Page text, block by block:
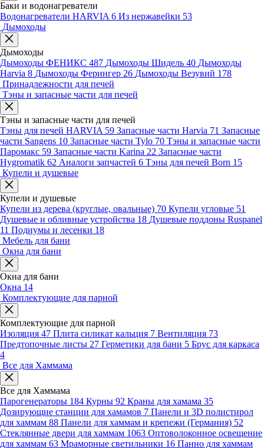
Баки и водонагреватели
Водонагреватели HARVIA 6 Из нержавейки 53
Дымоходы
Дымоходы
Дымоходы ФЕНИКС 487 Дымоходы Шидель 40 Дымоходы
Harvia 8 Дымоходы Ферингер 26 Дымоходы Везувий 178
Принадлежности для печей
Тэны и запасные части для печей
Тэны и запасные части для печей
Тэны для печей HARVIA 59 Запасные части Harvia 71 Запасные
части Sangens 10 Запасные части Tylo 70 Тэны и запасные части
Паромакс 59 Запасные части Karina 22 Запасные части
Hygromatik 62 Аналоги запчастей 6 Тэны для печей Born 15
Купели и душевые
Купели и душевые
Купели из дерева (круглые, овальные) 70 Купели угловые 51
Душевые и обливные устройства 18 Душевые поддоны Ruspanel
11 Подиумы и лесенки 18
Мебель для бани
Окна для бани
Окна для бани
Окна 14
Комплектующие для парной
Комплектующие для парной
Изоляция 47 Плита силикат кальция 7 Вентиляция 73
Предтопочные листы 27 Герметики для бани 5 Брус для каркаса
4
Все для Хаммама
Все для Хаммама
Парогенераторы 184 Курны 92 Краны для хамама 35
Дозирующие станции для хамамов 7 Панели и 3D полистирол
для хаммам 88 Панели для хаммам и крепежи (Германия) 52
Стеклянные двери для хаммам 1063 Оптоволоконное освещение
для хаммам 63 Мраморные светильники 16 Панно для хаммам